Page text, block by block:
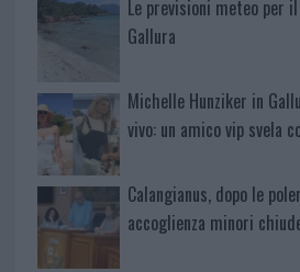
Le previsioni meteo per
Gallura
Michelle Hunziker in
vivo: un amico vip svela
Calangianus, dopo le
accoglienza minori